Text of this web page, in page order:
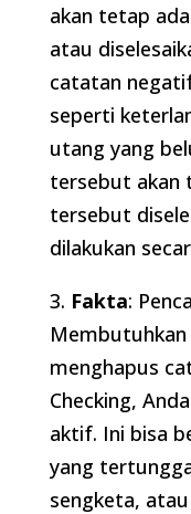
akan tetap
atau
catatan
seperti
utang yang
tersebut akan
tersebut
dilakukan
3. Fakta:
menghapus
Checking,
aktif. Ini bisa
yang
sengketa,